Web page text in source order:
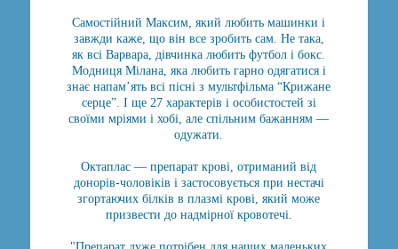
Самостійний Максим, який любить машинки і
завжди каже, що він все зробить сам. Не така,
як всі Варвара, дівчинка любить футбол і бокс.
Модниця Мілана, яка любить гарно одягатися і
знає напам’ять всі пісні з мультфільма “Крижане
серце”. І ще 27 характерів і особистостей зі
своїми мріями і хобі, але спільним бажанням —
одужати.
Октаплас — препарат крові, отриманий від
донорів-чоловіків і застосовується при нестачі
згортаючих білків в плазмі крові, який може
призвести до надмірної кровотечі.